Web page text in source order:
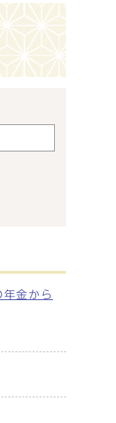
金から